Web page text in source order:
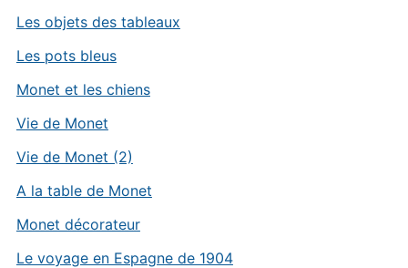
Les objets des tableaux
Les pots bleus
Monet et les chiens
Vie de Monet
Vie de Monet (2)
A la table de Monet
Monet décorateur
Le voyage en Espagne de 1904